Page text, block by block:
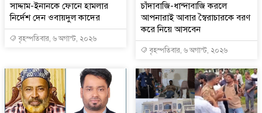
সাদ্দাম-ইনানকে ফোনে হামলার
নির্দেশ দেন ওবায়দুল কাদের
বৃহস্পতিবার, ৬ অগাস্ট, ২০২৬
চাঁদাবাজি-ধান্দাবাজি করলে
আপনারাই আবার স্বৈরাচারকে বরণ
করে নিয়ে আসবেন
বৃহস্পতিবার, ৬ অগাস্ট, ২০২৬